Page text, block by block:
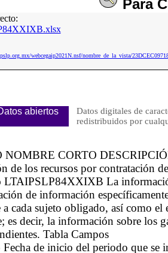
Para
webcegaip2021N.nsf/nombre_de_la_vista/
abiertos
Datos digitales de
redistribuidos por
NOMBRE CORTO
de los recursos por contratación
LTAIPSLP84XXIXB La
de información
a cada sujeto obligado, así como
es decir, la información sobre los
Tabla Campos
de inicio del periodo que se